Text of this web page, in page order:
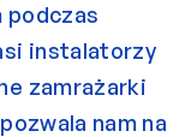
podczas
instalatorzy
zamrażarki
nam na